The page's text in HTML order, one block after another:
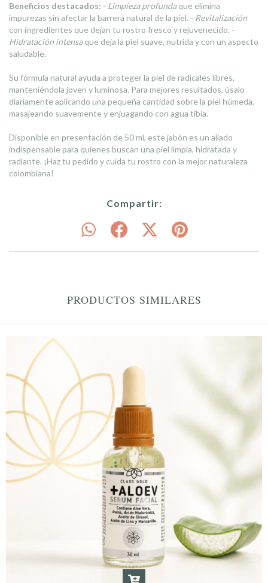
Beneficios destacados: - Limpieza profundaque elimina
impurezas sin afectar la barrera natural de la piel. - Revitalización
con ingredientes que dejan tu rostro fresco y rejuvenecido. -
Hidratación intensaque deja la piel suave, nutrida y con un aspecto
saludable.
Su fórmula natural ayuda a proteger la piel de radicales libres,
manteniéndola joven y luminosa. Para mejores resultados, úsalo
diariamente aplicando una pequeña cantidad sobre la piel húmeda,
masajeando suavemente y enjuagando con agua tibia.
Disponible en presentación de 50 ml, este jabón es un aliado
indispensable para quienes buscan una piel limpia, hidratada y
radiante. ¡Haz tu pedido y cuida tu rostro con la mejor naturaleza
colombiana!
Compartir:
PRODUCTOS SIMILARES